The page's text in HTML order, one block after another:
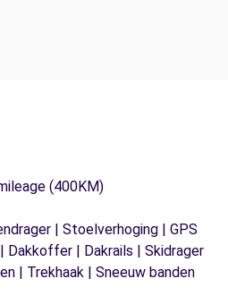
(400KM)
| Stoelverhoging | GPS
Dakkoffer | Dakrails | Skidrager
| Trekhaak | Sneeuw banden